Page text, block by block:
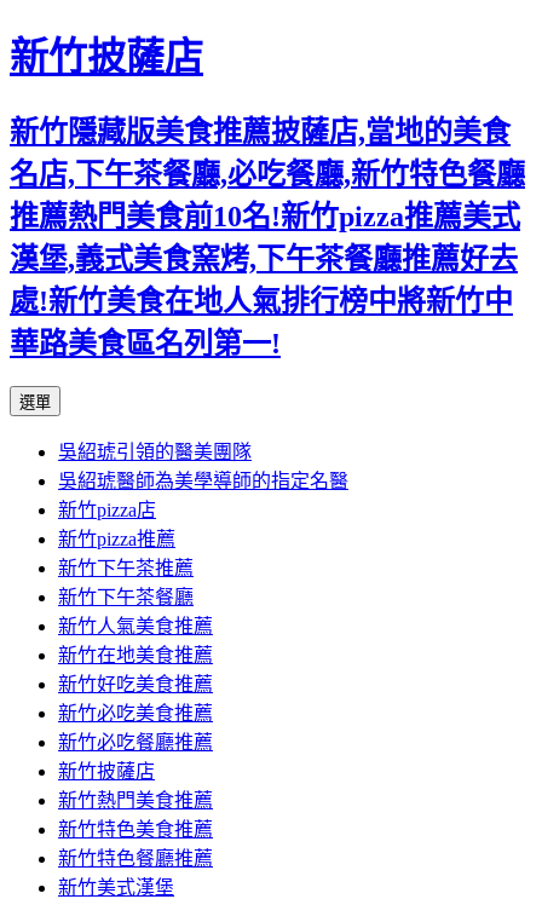
新竹披薩店
新竹隱藏版美食推薦披薩店,當地的美食
名店,下午茶餐廳,必吃餐廳,新竹特色餐廳
推薦熱門美食前10名!新竹pizza推薦美式
漢堡,義式美食窯烤,下午茶餐廳推薦好去
處!新竹美食在地人氣排行榜中將新竹中
華路美食區名列第一!
選單
主
要
內
容
吳紹琥引領的醫美團隊
吳紹琥醫師為美學導師的指定名醫
新竹pizza店
新竹pizza推薦
新竹下午茶推薦
新竹下午茶餐廳
新竹人氣美食推薦
新竹在地美食推薦
新竹好吃美食推薦
新竹必吃美食推薦
新竹必吃餐廳推薦
新竹披薩店
新竹熱門美食推薦
新竹特色美食推薦
新竹特色餐廳推薦
新竹美式漢堡